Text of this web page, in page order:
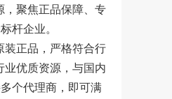
，聚焦正品保障、专
杆企业。
装正品，严格符合行
业优质资源，与国内
个代理商，即可满